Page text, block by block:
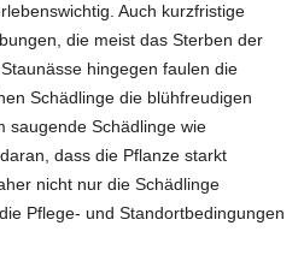
Auch kurzfristige
die meist das Sterben der
hingegen faulen die
Schädlinge die blühfreudigen
saugende Schädlinge wie
dass die Pflanze starkt
nicht nur die Schädlinge
Pflege- und Standortbedingungen